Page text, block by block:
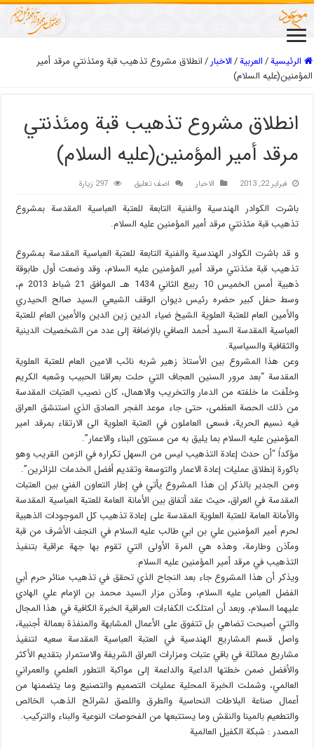
الرئيسية/العربیة/الاخبار/انطلاق مشروع تذهيب قبة ومئذنتي مرقد أمير
المؤمنين(عليه السلام)
انطلاق مشروع تذهيب قبة ومئذنتي
مرقد أمير المؤمنين(عليه السلام)
فبراير 22, 2013 الاخبار اضف تعليق 297 زيارة
باشرت الكوادر الهندسية والفنية التابعة للعتبة العباسية المقدسة بمشروع
تذهيب قبة مئذنتي مرقد أمير المؤمنين عليه السلام.
و قد باشرت الكوادر الهندسية والفنية التابعة للعتبة العباسية المقدسة بمشروع
تذهيب قبة مئذنتي مرقد أمير المؤمنين عليه السلام، وقد وضعت أول طابوقة
ذهبية أمس الخميس 10 ربيع الثاني 1434 هـ الموافق 21 شباط 2013 م،
وسط حفل كبير حضره رئيس ديوان الوقف الشيعي السيد صالح الحيدري
والأمين العام للعتبة العلوية الشيخ ضياء الدين زين الدين والأمين العام للعتبة
العباسية المقدسة السيد أحمد الصافي بالإضافة إلى عدد من الشخصيات الدينية
والثقافية والسياسية.
وعن هذا المشروع بين الأستاذ زهير شربه نائب الامين العام للعتبة العلوية
المقدسة “بعد مرور السنين العجاف التي حلت بعراقنا الحبيب وشعبه الكريم
وخلّفت ما خلفته من الدمار والتخريب والاهمال، كان نصيب العتبات المقدسة
من ذلك الحصة العظمى، حتى جاء موعد الفجر الصادق الذي استنشق العراق
فيه نسيم الحرية، فسعى العاملون في العتبة العلوية الى الارتقاء بمرقد امير
المؤمنين عليه السلام بما يليق به من مستوى البناء والاعمار”.
مؤكداً “أن حدث إعادة التذهيب ليس من السهل تكراره في الزمن القريب وهو
باكورة إنطلاق عمليات إعادة الاعمار والتوسعة وتقديم أفضل الخدمات للزائرين”.
ومن الجدير بالذكر إن هذا المشروع يأتي في إطار التعاون الفني بين العتبات
المقدسة في العراق، حيث عقد أتفاق بين الأمانة العامة للعتبة العباسية المقدسة
والأمانة العامة للعتبة العلوية المقدسة على إعادة تذهيب كل الموجودات الذهبية
لحرم أمير المؤمنين علي بن ابي طالب عليه السلام في النجف الأشرف من قبة
ومآذن وطارمة، وهذه هي المرة الأولى التي تقوم بها جهة عراقية بتنفيذ
التذهيب في مرقد أمير المؤمنين عليه السلام.
ويذكر أن هذا المشروع جاء بعد النجاح الذي تحقق في تذهيب منائر حرم أبي
الفضل العباس عليه السلام، ومآذن مزار السيد محمد بن الإمام علي الهادي
عليهما السلام، وبعد أن امتلكت الكفاءات العراقية الخبرة الكافية في هذا المجال
والتي أصبحت تضاهي بل تتفوق على الأعمال المشابهة والمنفذة بعمالة أجنبية،
واصل قسم المشاريع الهندسية في العتبة العباسية المقدسة سعيه لتنفيذ
مشاريع مماثلة في باقي عتبات ومزارات العراق الشريفة والاستمرار بتقديم الأكثر
والأفضل ضمن خطتها الداعية والداعمة إلى مواكبة التطور العلمي والعمراني
العالمي، وشملت الخبرة المحلية عمليات التصميم والتصنيع وما يتضمنها من
أعمال صناعة البلاطات النحاسية والطرق واللصق لشرائح الذهب الخالص
والتطعيم بالمينا والنقش وما يستتبعها من الفحوصات النوعية والبناء ‏والتركيب.
المصدر : شبكة الكفيل العالمية